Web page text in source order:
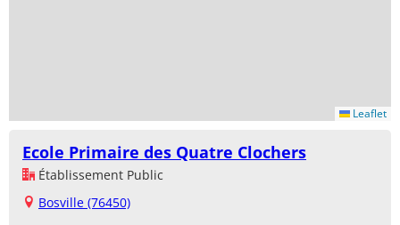
Leaflet
Ecole Primaire des Quatre Clochers
Établissement Public
Bosville (76450)